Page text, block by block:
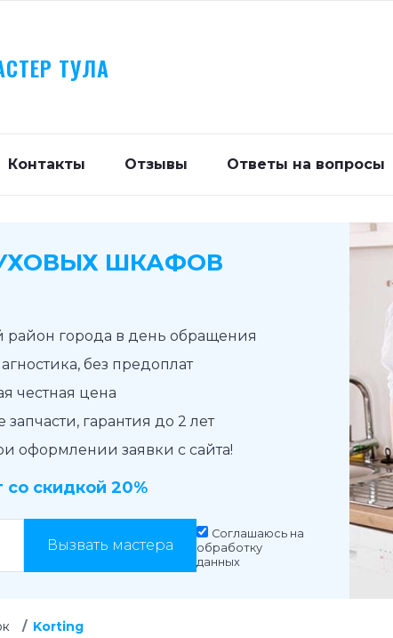
ТУЛА
Контакты Отзывы Ответы на вопросы
ШКАФОВ
район города в день обращения
без предоплат
честная цена
гарантия до 2 лет
оформлении заявки с сайта!
со скидкой 20%
Вызвать мастера
Соглашаюсь на
обработку
данных
Korting